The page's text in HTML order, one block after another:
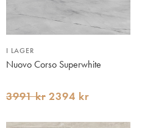
I LAGER
Nuovo Corso Superwhite
3991 kr 2394 kr